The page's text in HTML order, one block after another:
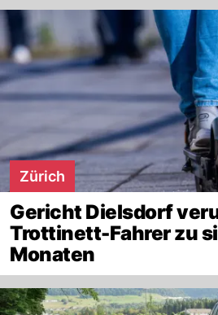
Zürich
Gericht Dielsdorf
Trottinett-Fahrer zu
Monaten